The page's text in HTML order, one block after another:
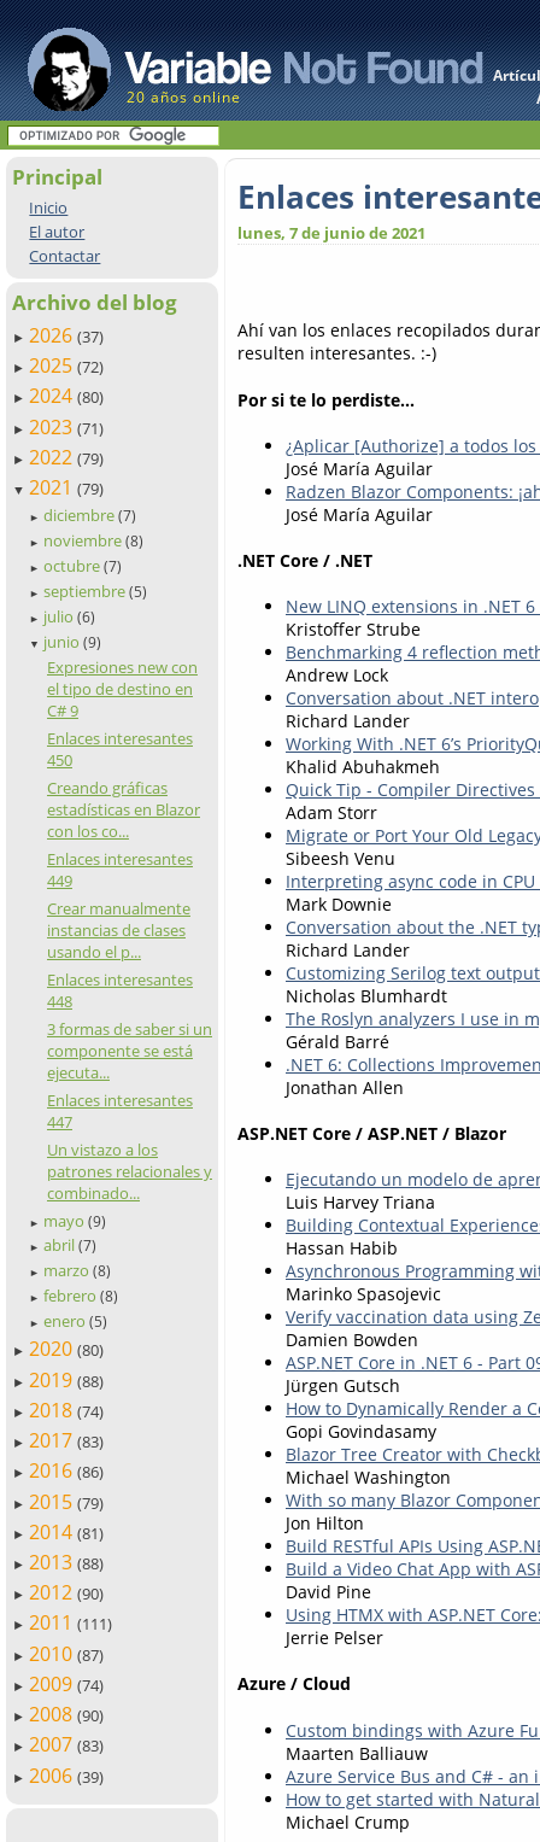
20 años online
Principal
Inicio
El autor
Contactar
Archivo del blog
► 2026 (37)
► 2025 (72)
► 2024 (80)
► 2023 (71)
► 2022 (79)
▼ 2021 (79)
► diciembre (7)
► noviembre (8)
► octubre (7)
► septiembre (5)
► julio (6)
▼ junio (9)
Expresiones new con
el tipo de destino en
C# 9
Enlaces interesantes
450
Creando gráficas
estadísticas en Blazor
con los co...
Enlaces interesantes
449
Crear manualmente
instancias de clases
usando el p...
Enlaces interesantes
448
3 formas de saber si un
componente se está
ejecuta...
Enlaces interesantes
447
Un vistazo a los
patrones relacionales y
combinado...
► mayo (9)
► abril (7)
► marzo (8)
► febrero (8)
► enero (5)
► 2020 (80)
► 2019 (88)
► 2018 (74)
► 2017 (83)
► 2016 (86)
► 2015 (79)
► 2014 (81)
► 2013 (88)
► 2012 (90)
► 2011 (111)
► 2010 (87)
► 2009 (74)
► 2008 (90)
► 2007 (83)
► 2006 (39)
Enlaces
lunes, 7 de junio de 2021
Ahí van los enlaces recopilados
resulten interesantes. :-)
Por si te lo perdiste...
¿Aplicar [Authorize] a todos
José María Aguilar
Radzen Blazor Components:
José María Aguilar
.NET Core / .NET
New LINQ extensions in .NET
Kristoffer Strube
Benchmarking 4 reflection
Andrew Lock
Conversation about .NET
Richard Lander
Working With .NET 6’s
Khalid Abuhakmeh
Quick Tip - Compiler
Adam Storr
Migrate or Port Your Old
Sibeesh Venu
Interpreting async code in
Mark Downie
Conversation about the .NET
Richard Lander
Customizing Serilog text output
Nicholas Blumhardt
The Roslyn analyzers I use in
Gérald Barré
.NET 6: Collections
Jonathan Allen
ASP.NET Core / ASP.NET / Blazor
Ejecutando un modelo de
Luis Harvey Triana
Building Contextual
Hassan Habib
Asynchronous Programming
Marinko Spasojevic
Verify vaccination data using
Damien Bowden
ASP.​NET Core in .NET 6 -
Jürgen Gutsch
How to Dynamically Render a
Gopi Govindasamy
Blazor Tree Creator with
Michael Washington
With so many Blazor
Jon Hilton
Build RESTful APIs Using
Build a Video Chat App with
David Pine
Using HTMX with ASP.NET
Jerrie Pelser
Azure / Cloud
Custom bindings with Azure
Maarten Balliauw
Azure Service Bus and C# -
How to get started with
Michael Crump